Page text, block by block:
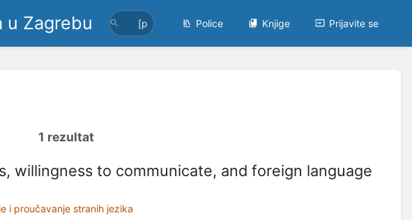
u Zagrebu Police Knjige Prijavite se
1 rezultat
willingness to communicate, and foreign language
i proučavanje stranih jezika